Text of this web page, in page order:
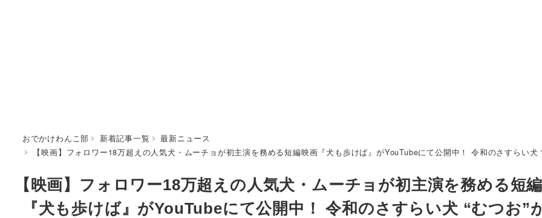
おでかけわんこ部 新着記事一覧
最新ニュース
【映画】フォロワー18万超えの人気犬・ムーチョが初主演を務める短編映画『犬も歩けば』がYouTubeにて公開中！ 令和のさすらい犬
【映画】フォロワー18万超えの人気犬・ムーチョが初主演を務める短
『犬も歩けば』がYouTubeにて公開中！ 令和のさすらい犬 “むつお”